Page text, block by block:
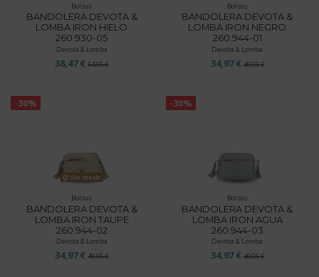
Bolsos
BANDOLERA DEVOTA &
LOMBA IRON HIELO
260.930-05
Devota & Lomba
38,47 €54,95 €
Bolsos
BANDOLERA DEVOTA &
LOMBA IRON NEGRO
260.944-01
Devota & Lomba
34,97 € 49,95 €
-30%
Sin stock
Bolsos
BANDOLERA DEVOTA &
LOMBA IRON TAUPE
260.944-02
Devota & Lomba
34,97 €49,95 €
-30%
Bolsos
BANDOLERA DEVOTA &
LOMBA IRON AGUA
260.944-03
Devota & Lomba
34,97 € 49,95 €